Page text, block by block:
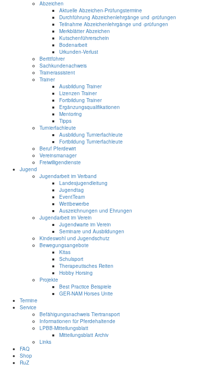
Abzeichen
Aktuelle Abzeichen-Prüfungstermine
Durchführung Abzeichenlehrgänge und -prüfungen
Teilnahme Abzeichenlehrgänge und -prüfungen
Merkblätter Abzeichen
Kutschenführerschein
Bodenarbeit
Urkunden-Verlust
Berittführer
Sachkundenachweis
Trainerassistent
Trainer
Ausbildung Trainer
Lizenzen Trainer
Fortbildung Trainer
Ergänzungsqualifikationen
Mentoring
Tipps
Turnierfachleute
Ausbildung Turnierfachleute
Fortbildung Turnierfachleute
Beruf Pferdewirt
Vereinsmanager
Freiwilligendienste
Jugend
Jugendarbeit im Verband
Landesjugendleitung
Jugendtag
EventTeam
Wettbewerbe
Auszeichnungen und Ehrungen
Jugendarbeit im Verein
Jugendwarte im Verein
Seminare und Ausbildungen
Kindeswohl und Jugendschutz
Bewegungsangebote
Kitas
Schulsport
Therapeutisches Reiten
Hobby Horsing
Projekte
Best Practice Beispiele
GER-NAM Horses Unite
Termine
Service
Befähigungsnachweis Tiertransport
Informationen für Pferdehaltende
LPBB-Mitteilungsblatt
Mitteilungsblatt Archiv
Links
FAQ
Shop
RuZ